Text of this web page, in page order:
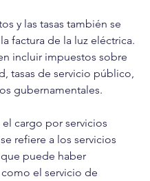
y las tasas también se
factura de la luz eléctrica.
incluir impuestos sobre
tasas de servicio público,
gubernamentales.
cargo por servicios
refiere a los servicios
puede haber
el servicio de